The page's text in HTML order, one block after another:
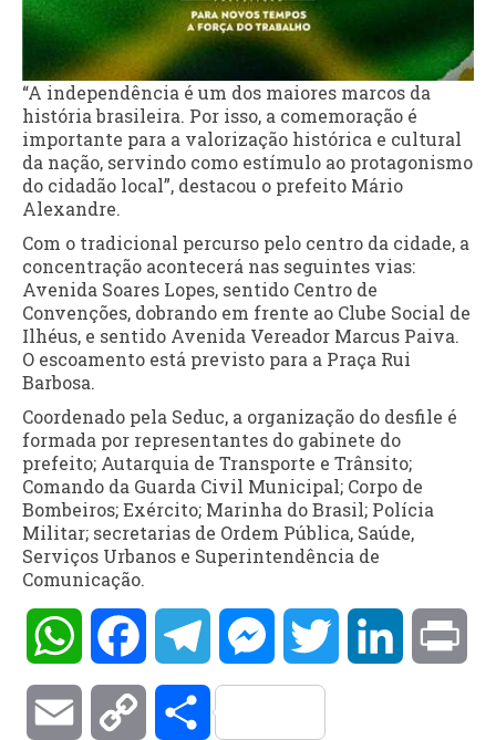
“A independência é um dos maiores marcos da
história brasileira. Por isso, a comemoração é
importante para a valorização histórica e cultural
da nação, servindo como estímulo ao protagonismo
do cidadão local”, destacou o prefeito Mário
Alexandre.
Com o tradicional percurso pelo centro da cidade, a
concentração acontecerá nas seguintes vias:
Avenida Soares Lopes, sentido Centro de
Convenções, dobrando em frente ao Clube Social de
Ilhéus, e sentido Avenida Vereador Marcus Paiva.
O escoamento está previsto para a Praça Rui
Barbosa.
Coordenado pela Seduc, a organização do desfile é
formada por representantes do gabinete do
prefeito; Autarquia de Transporte e Trânsito;
Comando da Guarda Civil Municipal; Corpo de
Bombeiros; Exército; Marinha do Brasil; Polícia
Militar; secretarias de Ordem Pública, Saúde,
Serviços Urbanos e Superintendência de
Comunicação.
WhatsAppFacebookTelegramMessengerTwitter LinkedIn
Email Copy Compartilhar